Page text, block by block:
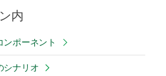
内
ポーネント
ナリオ